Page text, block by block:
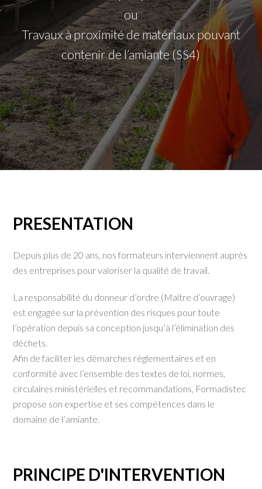
ou
Travaux à proximité de matériaux pouvant
contenir de l’amiante (SS4)
PRESENTATION
Depuis plus de 20 ans, nos formateurs interviennent auprès
des entreprises pour valoriser la qualité de travail.
La responsabilité du donneur d’ordre (Maître d’ouvrage)
est engagée sur la prévention des risques pour toute
l’opération depuis sa conception jusqu’à l’élimination des
déchets.
Afin de faciliter les démarches règlementaires et en
conformité avec l’ensemble des textes de loi, normes,
circulaires ministérielles et recommandations, Formadistec
propose son expertise et ses compétences dans le
domaine de l’amiante.
PRINCIPE D'INTERVENTION